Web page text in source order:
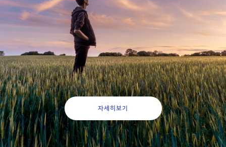
매월 과정 개설. 총 8회 주 2회 2시간 진행
자세히보기